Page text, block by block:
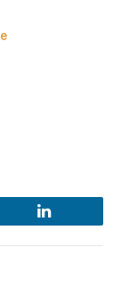
LinkedIn